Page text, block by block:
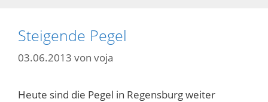
Steigende Pegel
03.06.2013 von voja
Heute sind die Pegel in Regensburg weiter